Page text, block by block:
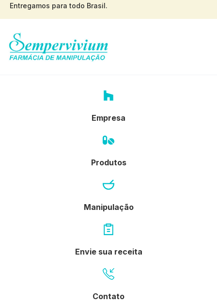
Entregamos para todo Brasil.
Empresa
Produtos
Manipulação
Envie sua receita
Contato